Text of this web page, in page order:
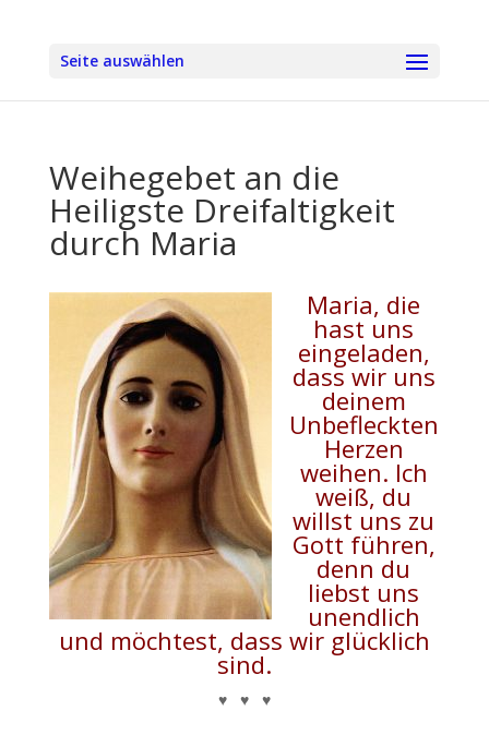
Seite auswählen
Weihegebet an die
Heiligste Dreifaltigkeit
durch Maria
Maria, die
hast uns
eingeladen,
dass wir uns
deinem
Unbefleckten
Herzen
weihen. Ich
weiß, du
willst uns zu
Gott führen,
denn du
liebst uns
unendlich
und möchtest, dass wir glücklich
sind.
♥ ♥ ♥